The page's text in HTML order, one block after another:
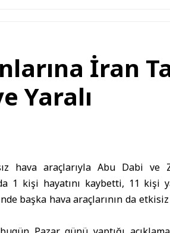
İran
Yaralı
hava araçlarıyla Abu Dabi ve
1 kişi hayatını kaybetti, 11 kişi
başka hava araçlarının da